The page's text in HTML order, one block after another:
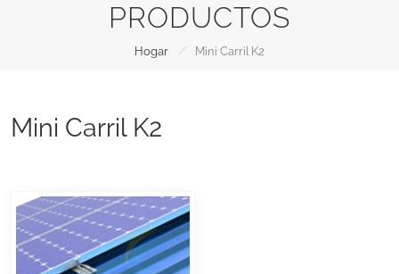
PRODUCTOS
Hogar / Mini Carril K2
Mini Carril K2